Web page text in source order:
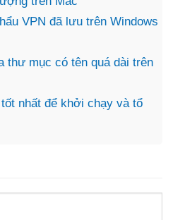
VPN đã lưu trên Windows
thư mục có tên quá dài trên
nhất để khởi chạy và tổ